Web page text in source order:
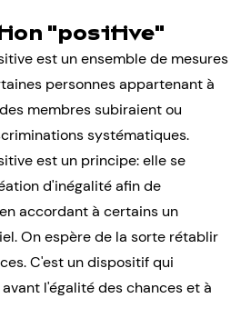
"positive"
est un ensemble de mesures
personnes appartenant à
membres subiraient ou
systématiques.
est un principe: elle se
d'inégalité afin de
accordant à certains un
On espère de la sorte rétablir
C'est un dispositif qui
l'égalité des chances et à